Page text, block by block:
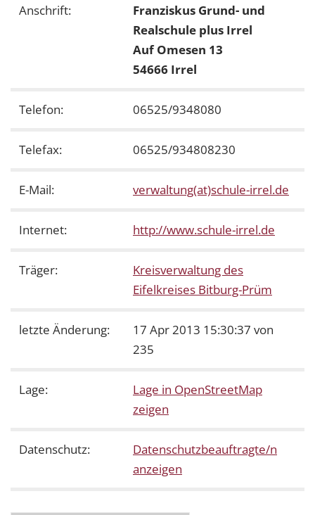
Anschrift:
Franziskus Grund- und
Realschule plus Irrel
Auf Omesen 13
54666 Irrel
Telefon: 06525/9348080
Telefax: 06525/934808230
E-Mail: verwaltung(at)schule-irrel.de
Internet: http://www.schule-irrel.de
Träger:
Kreisverwaltung des
Eifelkreises Bitburg-Prüm
letzte Änderung:
17 Apr 2013 15:30:37 von
235
Lage:
Lage in OpenStreetMap
zeigen
Datenschutz:
Datenschutzbeauftragte/n
anzeigen